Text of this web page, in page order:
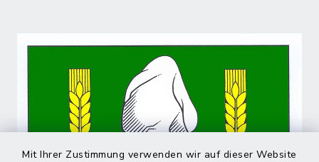
Mit Ihrer Zustimmung verwenden wir auf dieser Website